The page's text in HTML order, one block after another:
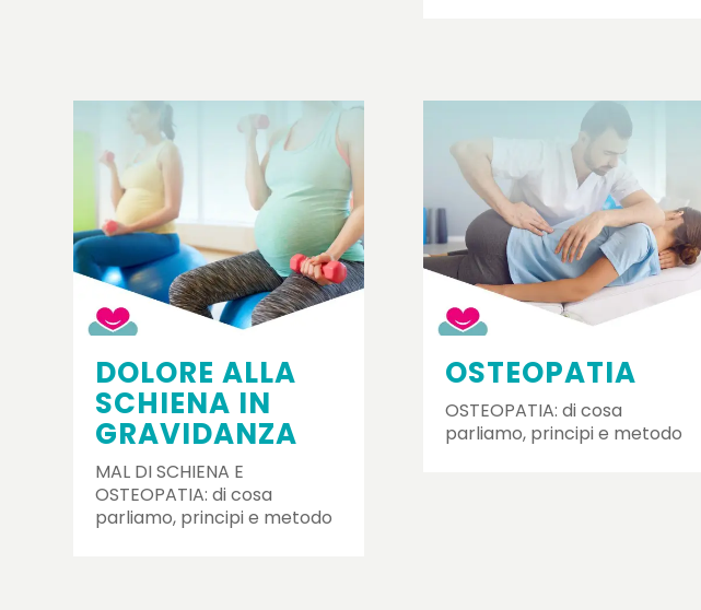
DOLORE ALLA
SCHIENA IN
GRAVIDANZA
MAL DI SCHIENA E
OSTEOPATIA: di cosa
parliamo, principi e metodo
OSTEOPATIA
OSTEOPATIA: di cosa
parliamo, principi e metodo